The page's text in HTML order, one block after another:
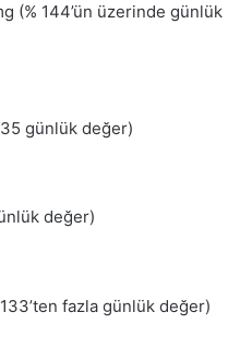
(% 144’ün üzerinde günlük
günlük değer)
değer)
fazla günlük değer)